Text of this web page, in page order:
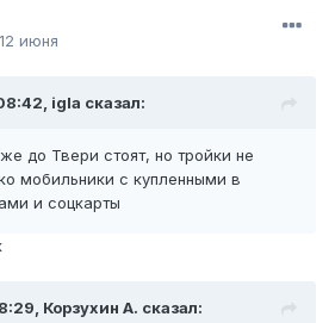
12 июня
igla сказал:
до Твери стоят, но тройки не
мобильники с купленными в
и соцкарты
Корзухин А. сказал: